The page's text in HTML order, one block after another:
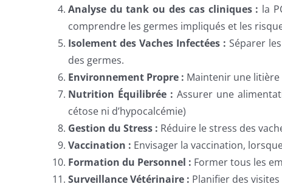
Analyse du tank ou des cas cliniques : la
comprendre les germes impliqués et les
Isolement des Vaches Infectées : Séparer
des germes.
Environnement Propre : Maintenir une
Nutrition Équilibrée : Assurer une
cétose ni d’hypocalcémie)
Gestion du Stress : Réduire le stress des
Vaccination : Envisager la vaccination,
Formation du Personnel : Former tous les
Surveillance Vétérinaire : Planifier des